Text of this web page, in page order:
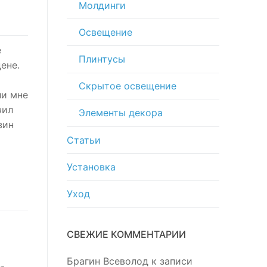
мне
Молдинги
Освещение
Плинтусы
Скрытое освещение
Элементы декора
Статьи
Установка
Уход
СВЕЖИЕ КОММЕНТАРИИ
Брагин Всеволод к записи